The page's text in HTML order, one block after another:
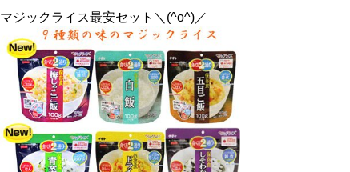
マジックライス最安セット＼(^o^)／